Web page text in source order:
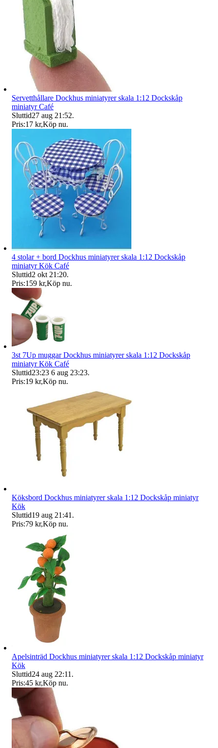
Servetthållare Dockhus miniatyrer skala 1:12 Dockskåp
miniatyr Café
Sluttid27 aug 21:52.
Pris:17 kr,Köp nu.
4 stolar + bord Dockhus miniatyrer skala 1:12 Dockskåp
miniatyr Kök Café
Sluttid2 okt 21:20.
Pris:159 kr,Köp nu.
3st 7Up muggar Dockhus miniatyrer skala 1:12 Dockskåp
miniatyr Kök Café
Sluttid23:23 6 aug 23:23.
Pris:19 kr,Köp nu.
Köksbord Dockhus miniatyrer skala 1:12 Dockskåp miniatyr
Kök
Sluttid19 aug 21:41 .
Pris:79 kr,Köp nu.
Apelsinträd Dockhus miniatyrer skala 1:12 Dockskåp miniatyr
Kök
Sluttid24 aug 22:11 .
Pris:45 kr,Köp nu.